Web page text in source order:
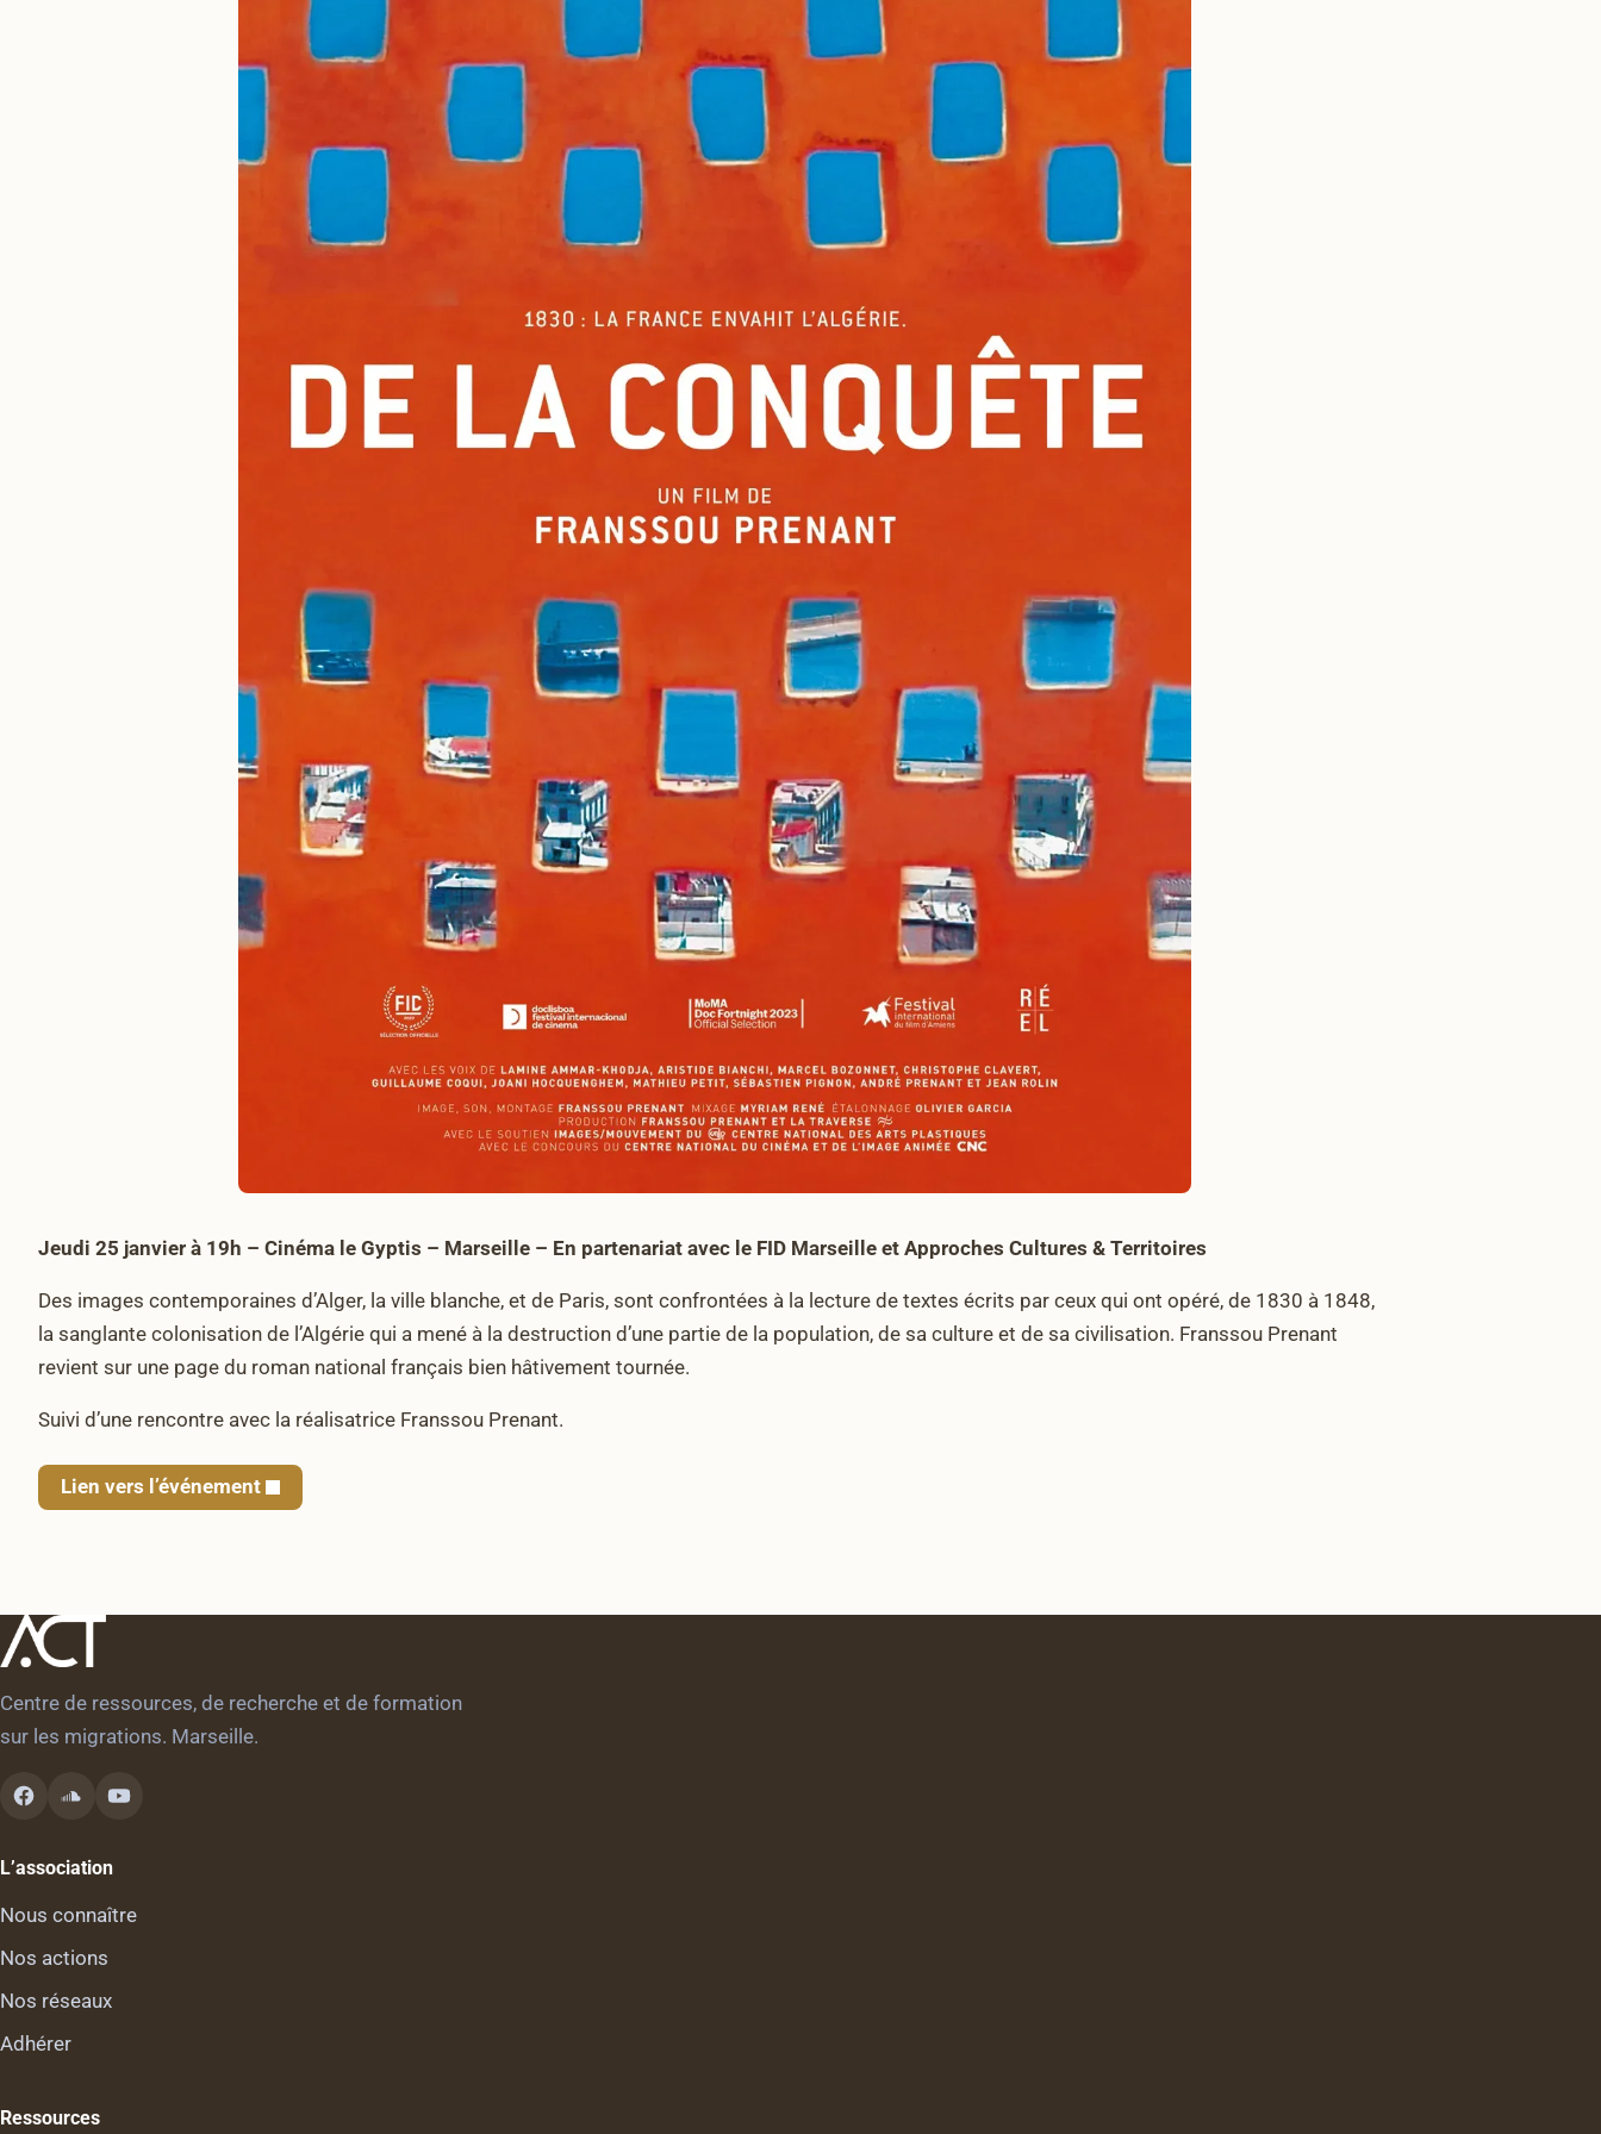
Jeudi 25 janvier à 19h – Cinéma le Gyptis – Marseille – En partenariat avec le FID Marseille et Approches Cultures & Territoires
Des images contemporaines d’Alger, la ville blanche, et de Paris, sont confrontées à la lecture de textes écrits par ceux qui ont opéré, de 1830 à 1848,
la sanglante colonisation de l’Algérie qui a mené à la destruction d’une partie de la population, de sa culture et de sa civilisation. Franssou Prenant
revient sur une page du roman national français bien hâtivement tournée.
Suivi d’une rencontre avec la réalisatrice Franssou Prenant.
Lien vers l’événement
Centre de ressources, de recherche et de formation
sur les migrations. Marseille.
L’association
Nous connaître
Nos actions
Nos réseaux
Adhérer
Ressources